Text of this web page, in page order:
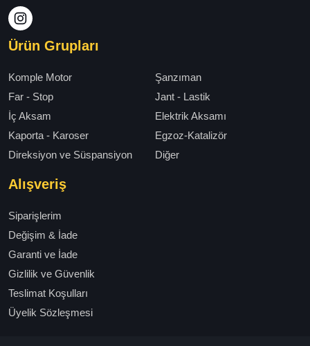
Ürün Grupları
Komple Motor
Şanzıman
Far - Stop
Jant - Lastik
İç Aksam
Elektrik Aksamı
Kaporta - Karoser
Egzoz-Katalizör
Direksiyon ve Süspansiyon
Diğer
Alışveriş
Siparişlerim
Değişim & İade
Garanti ve İade
Gizlilik ve Güvenlik
Teslimat Koşulları
Üyelik Sözleşmesi